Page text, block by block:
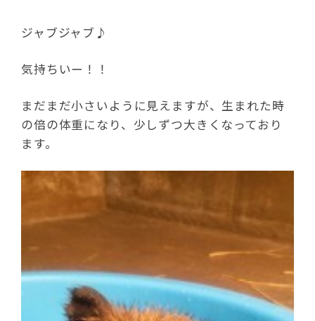
ジャブジャブ♪
気持ちいー！！
まだまだ小さいように見えますが、生まれた時
の倍の体重になり、少しずつ大きくなっており
ます。